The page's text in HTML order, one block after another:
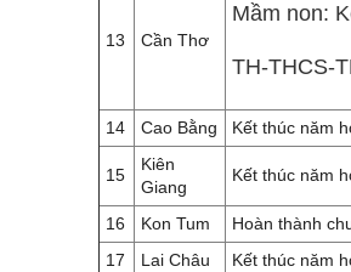
13 Cần Thơ
Mầm non:
TH-THCS-
14 Cao Bằng Kết thúc năm
15
Kiên
Giang
Kết thúc năm
16 Kon Tum
Hoàn thành
17
Lai Châu
Kết thúc năm